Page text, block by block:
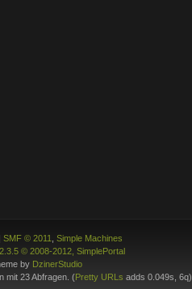
SMF © 2011
Simple Machines
© 2008-2012, SimplePortal
by DzinerStudio
mit 23 Abfragen. (Pretty URLs adds 0.049s, 6q)